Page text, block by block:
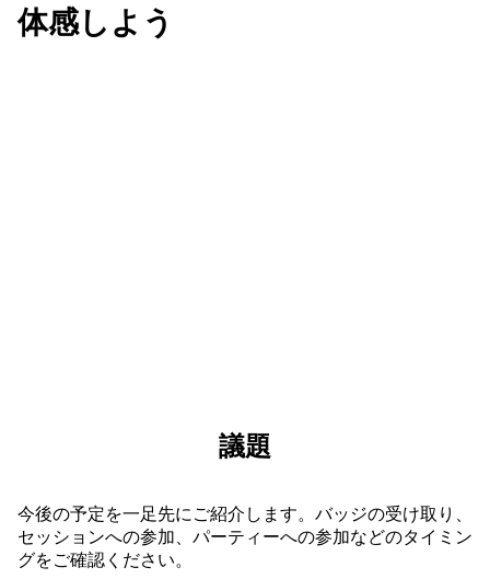
体感しよう
議題
今後の予定を一足先にご紹介します。バッジの受け取り、
セッションへの参加、パーティーへの参加などのタイミン
グをご確認ください。